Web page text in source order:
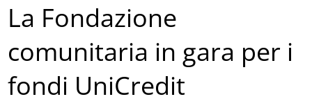
La Fondazione
comunitaria in gara per i
fondi UniCredit